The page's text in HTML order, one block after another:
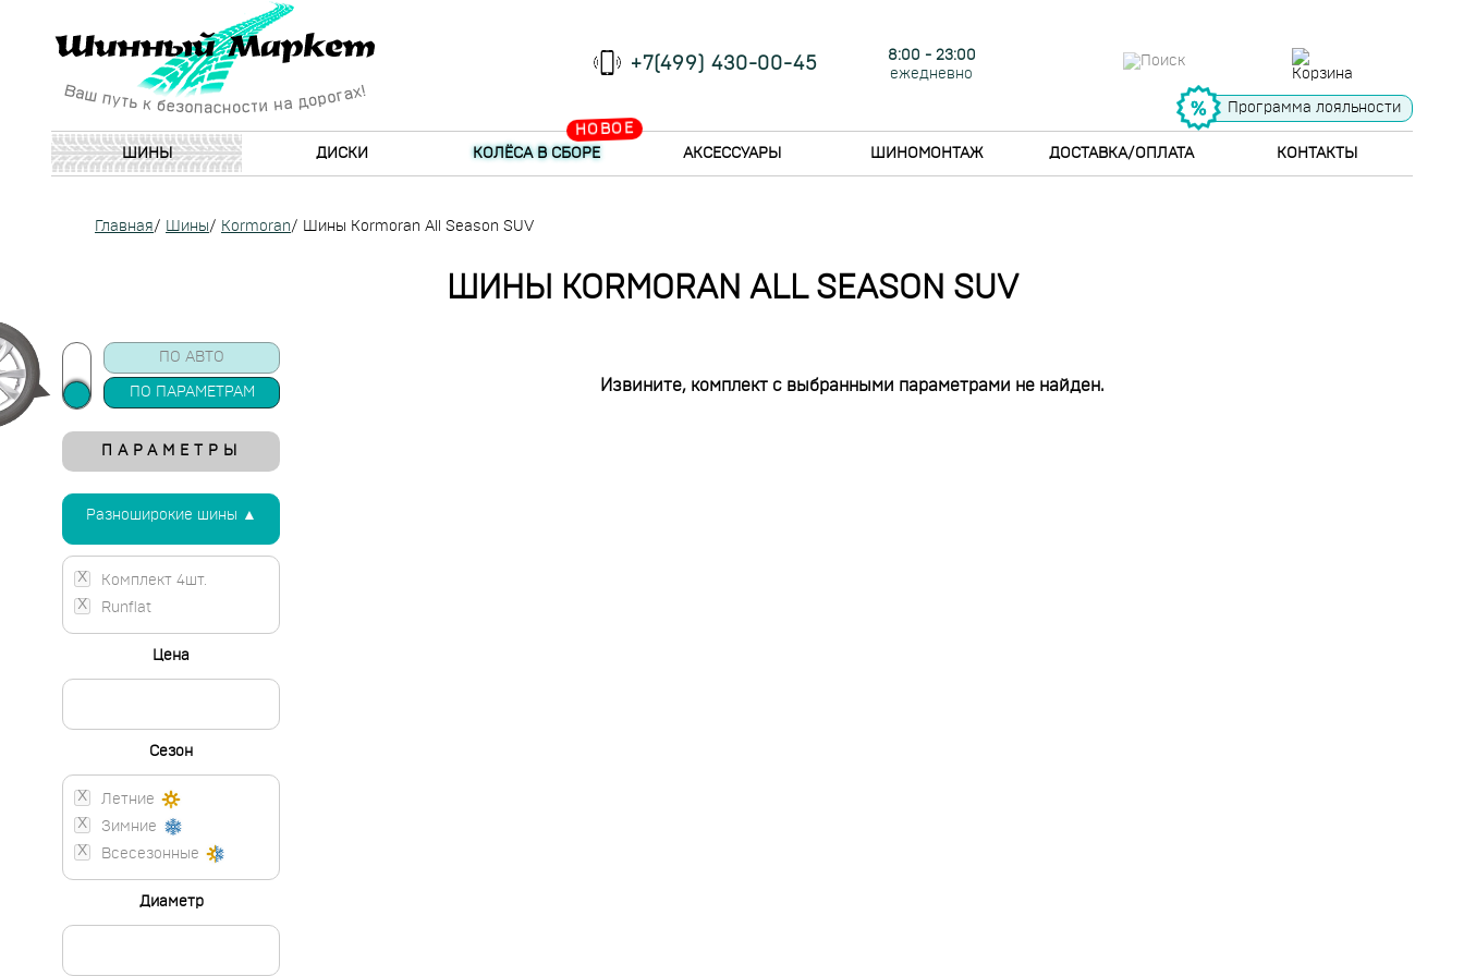
+7(499) 430-00-45
8:00 - 23:00
ежедневно
Программа лояльности
ШИНЫ ДИСКИ
НОВОЕ
КОЛЁСА В СБОРЕ АКСЕССУАРЫ ШИНОМОНТАЖ ДОСТАВКА/ОПЛАТА КОНТАКТЫ
Главная/ Шины/ Kormoran/ Шины Kormoran All Season SUV
ШИНЫ KORMORAN ALL SEASON SUV
Извините, комплект с выбранными параметрами не найден.
ПО АВТО
ПО ПАРАМЕТРАМ
ПАРАМЕТРЫ
Разноширокие шины ▲
Комплект 4шт.
Runflat
Цена
Сезон
Летние
Зимние
Всесезонные
Диаметр